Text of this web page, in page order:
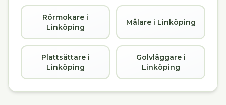
Rörmokare i
Linköping
Målare i Linköping
Plattsättare i
Linköping
Golvläggare i
Linköping